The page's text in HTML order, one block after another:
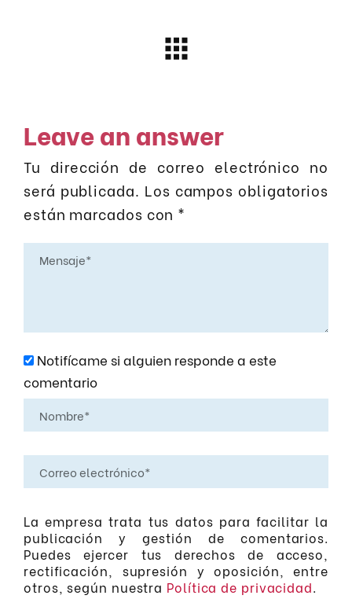
Leave an answer
Tu dirección de correo electrónico no
será publicada. Los campos obligatorios
están marcados con *
Notifícame si alguien responde a este
comentario
La empresa trata tus datos para facilitar la
publicación y gestión de comentarios.
Puedes ejercer tus derechos de acceso,
rectificación, supresión y oposición, entre
otros, según nuestra Política de privacidad.